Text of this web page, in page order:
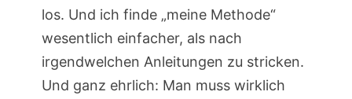
los. Und ich finde „meine Methode“
wesentlich einfacher, als nach
irgendwelchen Anleitungen zu stricken.
Und ganz ehrlich: Man muss wirklich